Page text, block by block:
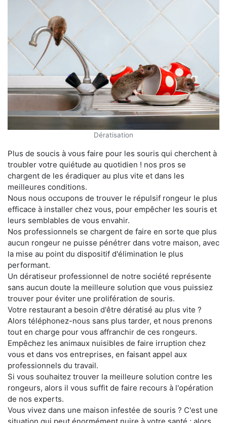
Dératisation
Plus de soucis à vous faire pour les souris qui cherchent à
troubler votre quiétude au quotidien ! nos pros se
chargent de les éradiquer au plus vite et dans les
meilleures conditions.
Nous nous occupons de trouver le répulsif rongeur le plus
efficace à installer chez vous, pour empêcher les souris et
leurs semblables de vous envahir.
Nos professionnels se chargent de faire en sorte que plus
aucun rongeur ne puisse pénétrer dans votre maison, avec
la mise au point du dispositif d'élimination le plus
performant.
Un dératiseur professionnel de notre société représente
sans aucun doute la meilleure solution que vous puissiez
trouver pour éviter une prolifération de souris.
Votre restaurant a besoin d'être dératisé au plus vite ?
Alors téléphonez-nous sans plus tarder, et nous prenons
tout en charge pour vous affranchir de ces rongeurs.
Empêchez les animaux nuisibles de faire irruption chez
vous et dans vos entreprises, en faisant appel aux
professionnels du travail.
Si vous souhaitez trouver la meilleure solution contre les
rongeurs, alors il vous suffit de faire recours à l'opération
de nos experts.
Vous vivez dans une maison infestée de souris ? C'est une
situation qui peut énormément nuire à votre santé ; alors